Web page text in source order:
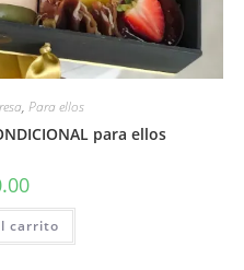
, Para ellos
para ellos
carrito